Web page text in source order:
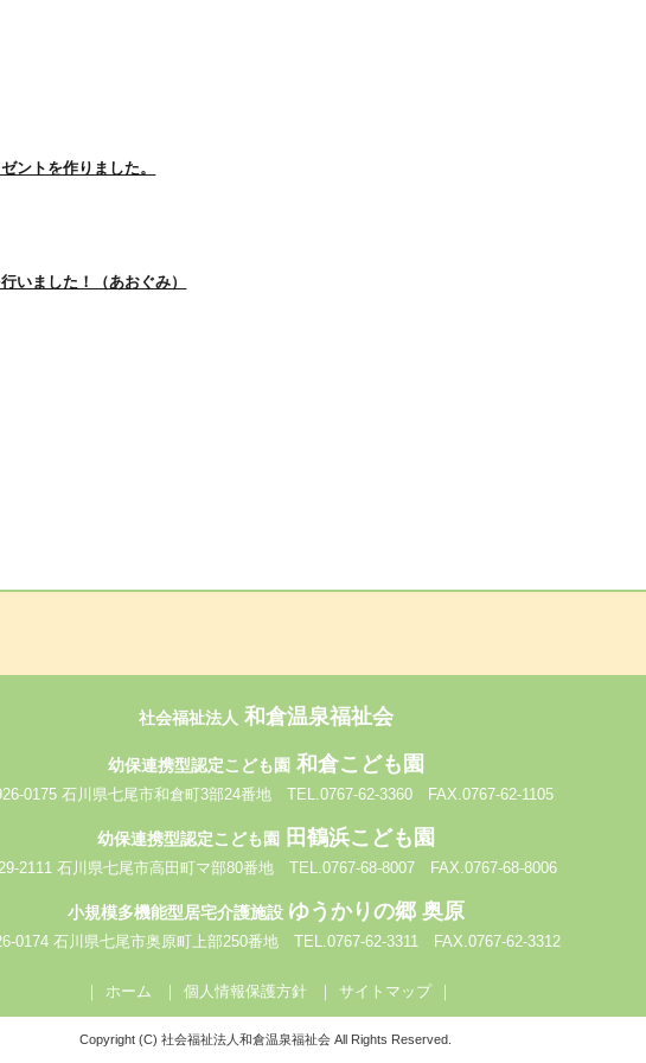
ントを作りました。
いました！（あおぐみ）
社会福祉法人 和倉温泉福祉会
幼保連携型認定こども園和倉こども園
0175 石川県七尾市和倉町3部24番地 TEL.0767-62-3360 FAX.0767-62-1105
幼保連携型認定こども園田鶴浜こども園
2111 石川県七尾市高田町マ部80番地 TEL.0767-68-8007 FAX.0767-68-8006
小規模多機能型居宅介護施設 ゆうかりの郷 奥原
0174 石川県七尾市奥原町上部250番地 TEL.0767-62-3311 FAX.0767-62-3312
ホーム 個人情報保護方針 サイトマップ
Copyright (C) 社会福祉法人和倉温泉福祉会 All Rights Reserved.